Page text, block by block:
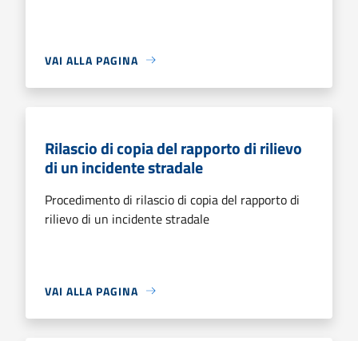
VAI ALLA PAGINA
Rilascio di copia del rapporto di rilievo
di un incidente stradale
Procedimento di rilascio di copia del rapporto di
rilievo di un incidente stradale
VAI ALLA PAGINA